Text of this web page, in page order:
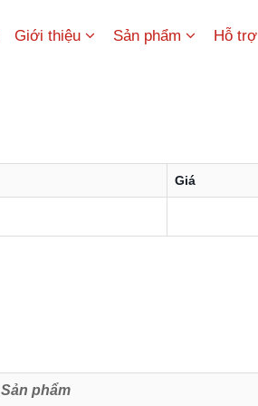
Giới thiệu Sản phẩm Hỗ trợ
Giá
phẩm